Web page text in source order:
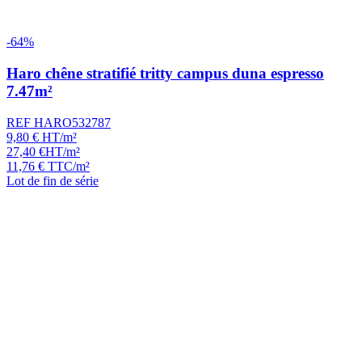
-64%
Haro chêne stratifié tritty campus duna espresso
7.47m²
REF HARO532787
9,80 € HT/m²
27,40 €HT/m²
11,76 € TTC/m²
Lot de fin de série